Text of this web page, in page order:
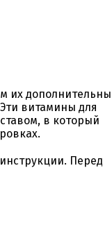
их
витамины для
в который
Перед